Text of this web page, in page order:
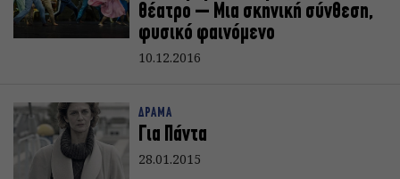
θέατρο – Μια σκηνική σύνθεση,
φυσικό φαινόμενο
10.12.2016
ΔΡΑΜΑ
Για Πάντα
28.01.2015